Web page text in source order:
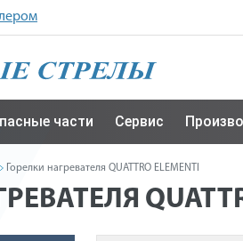
части Сервис
Горелки нагревателя QUATTRO ELEMENTI